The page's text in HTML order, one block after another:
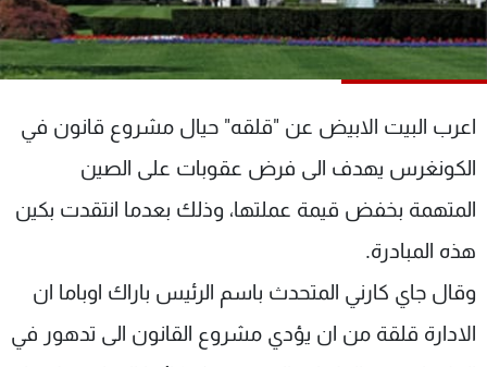
اعرب البيت الابيض عن "قلقه" حيال مشروع قانون في
الكونغرس يهدف الى فرض عقوبات على الصين
المتهمة بخفض قيمة عملتها، وذلك بعدما انتقدت بكين
هذه المبادرة.
وقال جاي كارني المتحدث باسم الرئيس باراك اوباما ان
الادارة قلقة من ان يؤدي مشروع القانون الى تدهور في
البرامج
جدول البرامج
الترددات
الإنـتـاج
لاعلاناتكم
تواصل معنا